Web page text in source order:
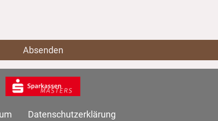
Absenden
Datenschutzerklärung